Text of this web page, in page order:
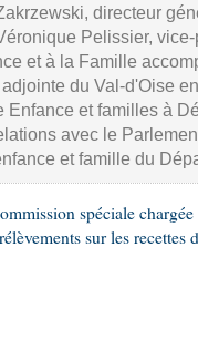
directeur
Pelissier,
et à la Famille
du Val-d'Oise
Enfance et familles à
avec le
et famille du
spéciale
sur les